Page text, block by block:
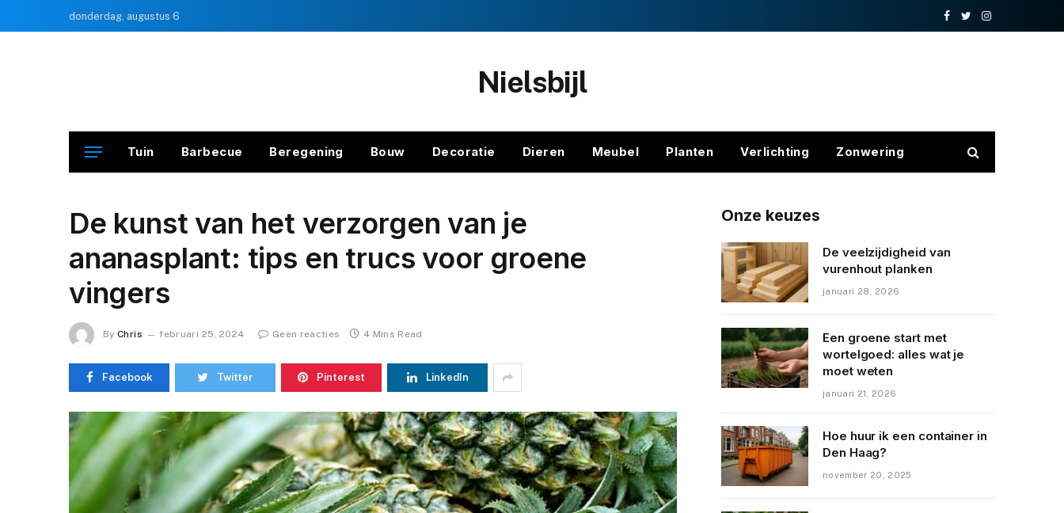
donderdag, augustus 6
Facebook
TwitterInstagram
Nielsbijl
Tuin Barbecue Beregening Bouw Decoratie Dieren Meubel Planten Verlichting Zonwering
De kunst van het verzorgen van je
ananasplant: tips en trucs voor groene
vingers
By Chris februari 25, 2024 Geen reacties 4 Mins Read
Facebook Twitter Pinterest LinkedIn
Onze keuzes
De veelzijdigheid van
vurenhout planken
januari 28, 2026
Een groene start met
wortelgoed: alles wat je
moet weten
januari 21, 2026
Hoe huur ik een container in
Den Haag?
november 20, 2025